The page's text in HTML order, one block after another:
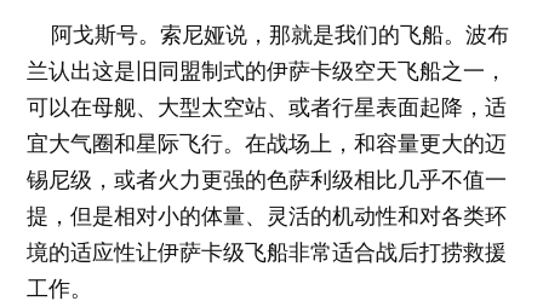
阿戈斯号。索尼娅说，那就是我们的飞船。波布
兰认出这是旧同盟制式的伊萨卡级空天飞船之一，
可以在母舰、大型太空站、或者行星表面起降，适
宜大气圈和星际飞行。在战场上，和容量更大的迈
锡尼级，或者火力更强的色萨利级相比几乎不值一
提，但是相对小的体量、灵活的机动性和对各类环
境的适应性让伊萨卡级飞船非常适合战后打捞救援
工作。